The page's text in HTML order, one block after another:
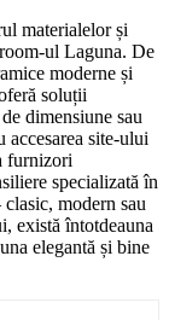
materialelor și
ul Laguna. De
moderne și
soluții
dimensiune sau
site-ului
furnizori
specializată în
modern sau
există întotdeauna
elegantă și bine